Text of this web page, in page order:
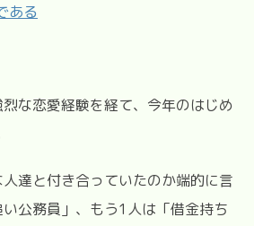
ある
な恋愛経験を経て、今年のはじめ
達と付き合っていたのか端的に言
公務員」、もう1人は「借金持ち